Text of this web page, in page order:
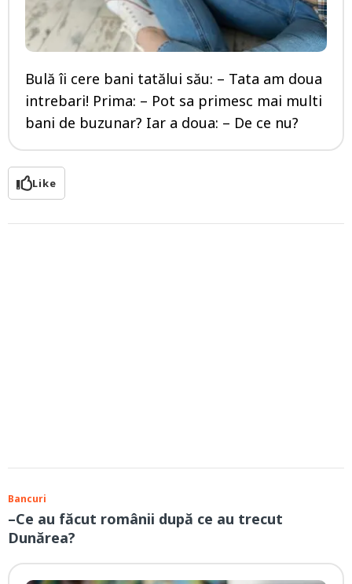
Bulă îi cere bani tatălui său: – Tata am doua
intrebari! Prima: – Pot sa primesc mai multi
bani de buzunar? Iar a doua: – De ce nu?
Like
Bancuri
–Ce au făcut românii după ce au trecut
Dunărea?